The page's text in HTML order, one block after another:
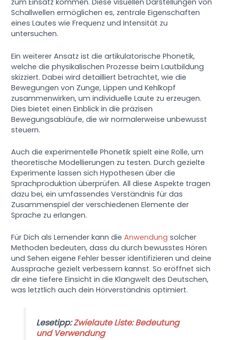
zum Einsatz kommen. Diese visuellen Darstellungen von
Schallwellen ermöglichen es, zentrale Eigenschaften
eines Lautes wie Frequenz und Intensität zu
untersuchen.
Ein weiterer Ansatz ist die artikulatorische Phonetik,
welche die physikalischen Prozesse beim Lautbildung
skizziert. Dabei wird detailliert betrachtet, wie die
Bewegungen von Zunge, Lippen und Kehlkopf
zusammenwirken, um individuelle Laute zu erzeugen.
Dies bietet einen Einblick in die präzisen
Bewegungsabläufe, die wir normalerweise unbewusst
steuern.
Auch die experimentelle Phonetik spielt eine Rolle, um
theoretische Modellierungen zu testen. Durch gezielte
Experimente lassen sich Hypothesen über die
Sprachproduktion überprüfen. All diese Aspekte tragen
dazu bei, ein umfassendes Verständnis für das
Zusammenspiel der verschiedenen Elemente der
Sprache zu erlangen.
Für Dich als Lernender kann dieAnwendung solcher
Methoden bedeuten, dass du durch bewusstes Hören
und Sehen eigene Fehler besser identifizieren und deine
Aussprache gezielt verbessern kannst. So eröffnet sich
dir eine tiefere Einsicht in die Klangwelt des Deutschen,
was letztlich auch dein Hörverständnis optimiert.
Lesetipp:Zwielaute Liste: Bedeutung
und Verwendung